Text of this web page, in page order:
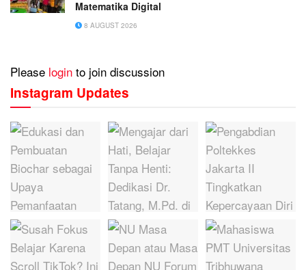
Matematika Digital
8 AUGUST 2026
Please login to join discussion
Instagram Updates